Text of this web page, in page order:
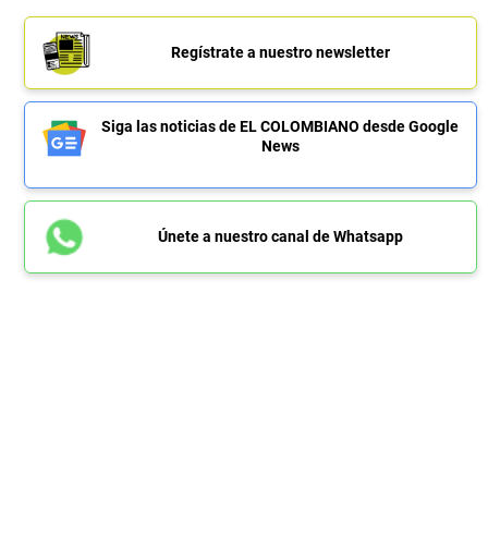
Regístrate a nuestro newsletter
Siga las noticias de EL COLOMBIANO desde Google
News
Únete a nuestro canal de Whatsapp